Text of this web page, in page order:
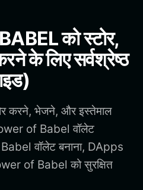
को स्टोर,
के लिए सर्वश्रेष्ठ
करने, भेजने, और इस्तेमाल
of Babel वॉलेट
वॉलेट बनाना, DApps
of Babel को सुरक्षित